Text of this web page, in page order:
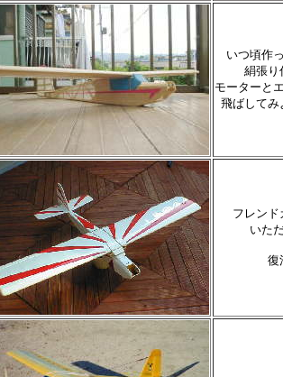
いつ頃作
絹張り
モーターと
飛ばしてみ
フレンド
いた
復